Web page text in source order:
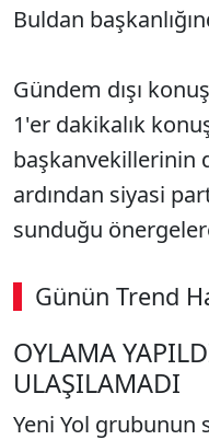
Buldan
Gündem dışı
1'er dakikalık
başkanvekillerinin
ardından siyasi
sunduğu
Günün Trend
OYLAMA
ULAŞILAMADI
Yeni Yol grubunun